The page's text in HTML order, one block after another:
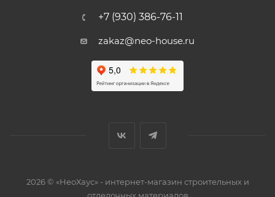
+7 (930) 386-76-11
zakaz@neo-house.ru
2026 © «НеоХаус» - интернет-магазин строительных и